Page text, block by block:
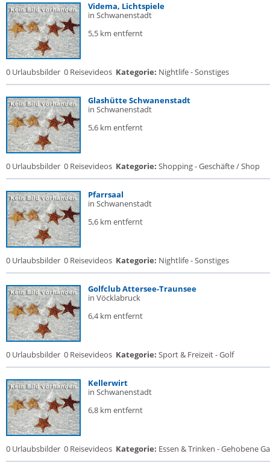
Videma, Lichtspiele
in Schwanenstadt
5,5 km entfernt
0 Urlaubsbilder 0 Reisevideos Kategorie: Nightlife - Sonstiges
Glashütte Schwanenstadt
in Schwanenstadt
5,6 km entfernt
0 Urlaubsbilder 0 Reisevideos Kategorie: Shopping - Geschäfte / Shop
Pfarrsaal
in Schwanenstadt
5,6 km entfernt
0 Urlaubsbilder 0 Reisevideos Kategorie: Nightlife - Sonstiges
Golfclub Attersee-Traunsee
in Vöcklabruck
6,4 km entfernt
0 Urlaubsbilder 0 Reisevideos Kategorie: Sport & Freizeit - Golf
Kellerwirt
in Schwanenstadt
6,8 km entfernt
0 Urlaubsbilder 0 Reisevideos Kategorie: Essen & Trinken - Gehobene